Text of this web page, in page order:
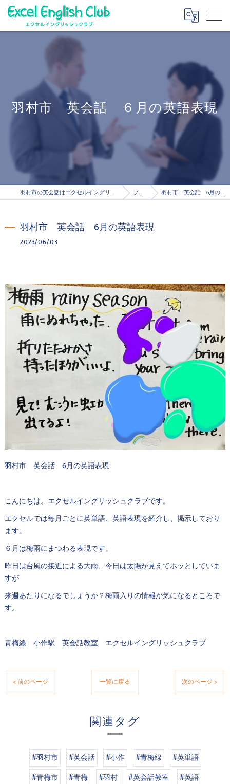
羽村市 英会話 ６月の英語表現
羽村市の英会話はエクセルイングリッシュクラブ ブログ 羽村市 英会話 6月の英語表現
羽村市 英会話 6月の英語表現
2023/06/03
羽村市 英会話 6月の英語表現
こんにちは。エクセルイングリッシュクラブです。
エクセルでは毎月ごとに英単語、英語表現を紹介し、掲示しており
ます。
６月は梅雨にまつわる表現です。
昨日は台風の接近による大雨、今日は太陽が見えてホッとしていま
すが
来週あたりになるでしょうか？梅雨入りの情報が気になるところで
す。
青梅線 小作駅 英会話教室 エクセルイングリッシュクラブ
< 前のページ 一覧に戻る 次のページ >
関連タグ
#羽村市 #英会話 #小作 #青梅線
#英単語
#青梅市
#青梅 #羽村 #英会話教室 #英語